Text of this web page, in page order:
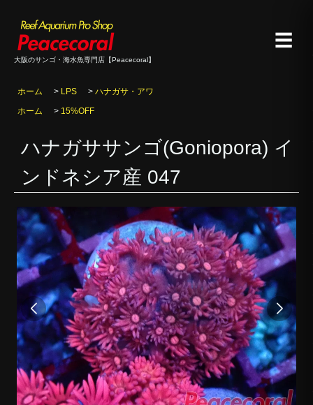
大阪のサンゴ・海水魚専門店【Peacecoral】
☰
ホーム > LPS > ハナガサ・アワ
ホーム
> 15%OFF
ハナガササンゴ(Goniopora) イ
ンドネシア産 047